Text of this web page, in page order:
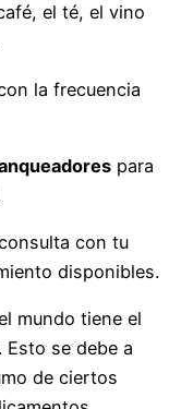
el té, el vino
la frecuencia
para
con tu
disponibles.
mundo tiene el
se debe a
de ciertos